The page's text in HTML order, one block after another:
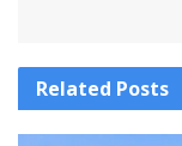
Related Posts